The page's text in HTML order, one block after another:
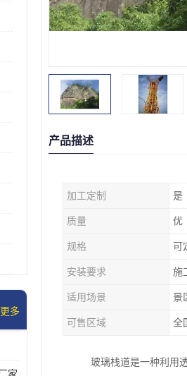
更多
产品描述
加工定制 是
质量 优
规格 可
安装要求 施
适用场景 景
可售区域 全
玻璃栈道是一种利用